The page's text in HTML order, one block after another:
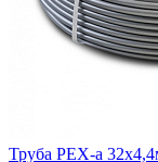
Труба PEX-a